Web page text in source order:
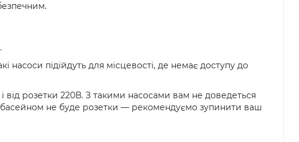
насоси підійдуть для місцевості, де немає доступу до
від розетки 220В. З такими насосами вам не доведеться
басейном не буде розетки — рекомендуємо зупинити ваш